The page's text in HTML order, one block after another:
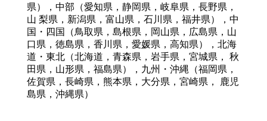
県），中部（愛知県，静岡県，岐阜県，長野県，
山 梨県，新潟県，富山県，石川県，福井県），中
国・四国（鳥取県，島根県，岡山県，広島県，山
口県，徳島県，香川県，愛媛県，高知県），北海
道・東北（北海道，青森県，岩手県，宮城県， 秋
田県，山形県，福島県），九州・沖縄（福岡県，
佐賀県，長崎県，熊本県，大分県，宮崎県， 鹿児
島県，沖縄県）